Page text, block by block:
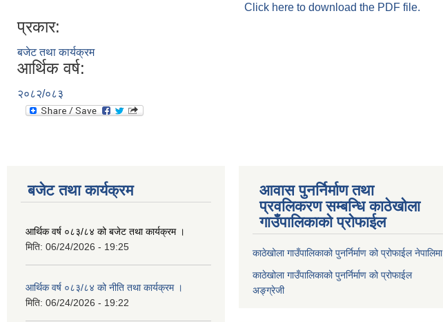
Click here to download the PDF file.
प्रकार:
बजेट तथा कार्यक्रम
आर्थिक वर्ष:
२०८२/०८३
बजेट तथा कार्यक्रम
आर्थिक वर्ष ०८३/८४ को बजेट तथा कार्यक्रम ।
मिति: 06/24/2026 - 19:25
आर्थिक वर्ष ०८३/८४ को नीति तथा कार्यक्रम ।
मिति: 06/24/2026 - 19:22
आवास पुनर्निर्माण तथा
प्रवलिकरण सम्बन्धि काठेखोला
गाउँपालिकाको प्रोफाईल
काठेखोला गाउँपालिकाको पुनर्निर्माण को प्रोफाईल नेपालिमा
काठेखोला गाउँपालिकाको पुनर्निर्माण को प्रोफाईल
अङ्ग्रेजी